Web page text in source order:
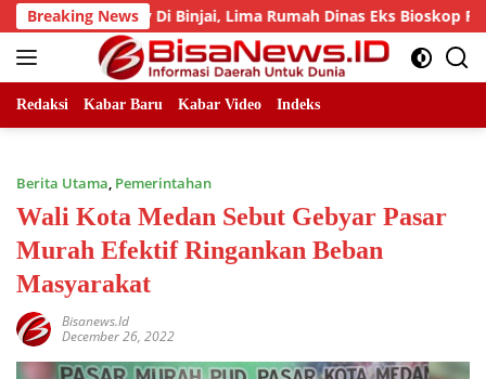
Skip
to
content
Breaking News
Pemprov Di Binjai, Lima Rumah Dinas Eks Bioskop Ria
Redaksi Kabar Baru Kabar Video Indeks
Berita Utama, Pemerintahan
Wali Kota Medan Sebut Gebyar Pasar
Murah Efektif Ringankan Beban
Masyarakat
Bisanews.id
December 26, 2022